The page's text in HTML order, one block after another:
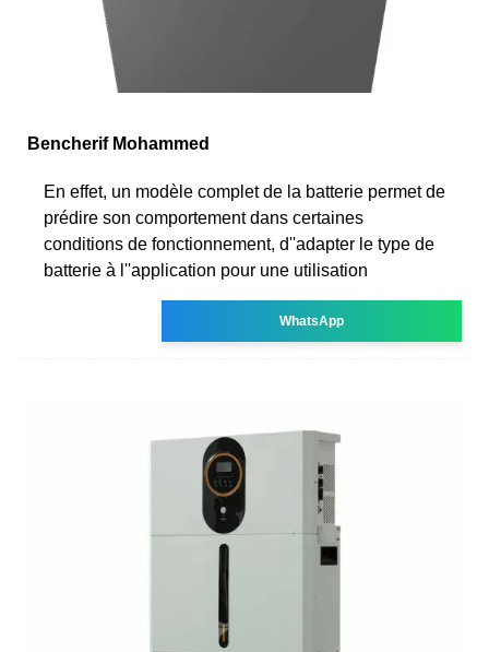
Bencherif Mohammed
En effet, un modèle complet de la batterie permet de
prédire son comportement dans certaines
conditions de fonctionnement, d''adapter le type de
batterie à l''application pour une utilisation
WhatsApp